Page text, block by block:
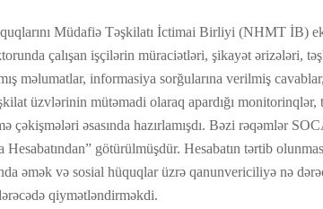
Müdafiə Təşkilatı İctimai Birliyi (NHMT İB)
çalışan işçilərin müraciətləri, şikayət ərizələri,
məlumatlar, informasiya sorğularına verilmiş
üzvlərinin mütəmadi olaraq apardığı monitorinqlər,
çəkişmələri əsasında hazırlamışdı. Bəzi rəqəmlər
götürülmüşdür. Hesabatın tərtib
əmək və sosial hüquqlar üzrə qanunvericiliyə nə
qiymətləndirməkdi.